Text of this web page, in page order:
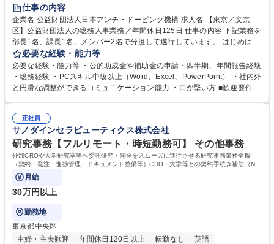
食事補助あり
仕事の内容
企業名 公益財団法人日本アンチ・ドーピング機構 求人名 【東京／文京
区】公益財団法人の総務人事業務／年間休日125日 仕事の内容 下記業務を
部長1名、課長1名、メンバー2名で分担して遂行しています。 はじめは担
当者として業務を覚えていただき、ゆくゆくはリーダーやマネージャーポ
ジションとして活躍いただくことを期待しています。 【総務・人事グルー
プの業務内容】 ・人事制度関連 ・採用活動 ・教育研修の企画、実行 ・勤
怠管理 ・官公庁への各種提出 ・法定の会議運営（評議員会、理事会） ・
管理 ・福利厚生関連 ・職員からの問合せ、相談対応 ・その他日常の総務
業務全般 募集職種 【東京／文京区】公益財団法人の総務人事業務／年間
休日125日
必要な経験・能力等
必要な経験・能力等 ・公的助成金や補助金の申請・四半期、年間報告経験
・総務経験 ・PCスキル中級以上（Word、Excel、PowerPoint） ・社内外
と円滑な調整ができるコミュニケーション能力 ・口が堅い方 ■歓迎要件
正社員
サノダインセラピューティクス株式会社
研究事務【フルリモート・時短勤務可】 その他事務
外部CROや大学研究室等へ委託研究・開発をスムーズに進行させる研究事務業務全般
（契約・発注・進捗管理・ドキュメント整備等）CRO・大学等との契約手続き補助（ND
A・委託・共同研究契約等の進行・記録管理）
月給
30万円以上
勤務地
東京都中央区
主婦・主夫歓迎
年間休日120日以上 転勤なし
英語